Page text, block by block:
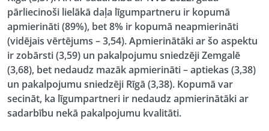
pārliecinoši lielākā daļa līgumpartneru ir kopumā
apmierināti (89%), bet 8% ir kopumā neapmierināti
(vidējais vērtējums – 3,54). Apmierinātāki ar šo aspektu
ir zobārsti (3,59) un pakalpojumu sniedzēji Zemgalē
(3,68), bet nedaudz mazāk apmierināti – aptiekas (3,38)
un pakalpojumu sniedzēji Rīgā (3,38). Kopumā var
secināt, ka līgumpartneri ir nedaudz apmierinātāki ar
sadarbību nekā pakalpojumu kvalitāti.